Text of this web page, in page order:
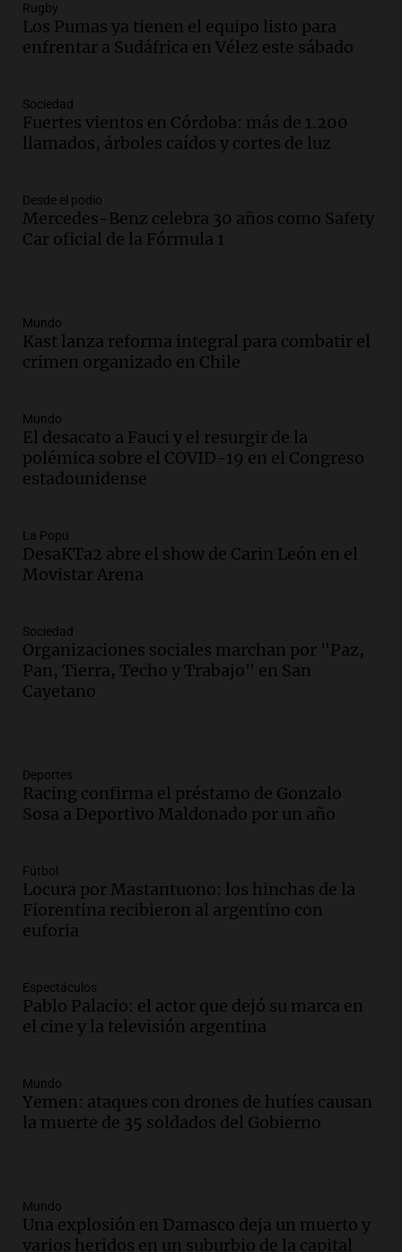
Rugby
Los Pumas ya tienen el equipo listo para
enfrentar a Sudáfrica en Vélez este sábado
Sociedad
Fuertes vientos en Córdoba: más de 1.200
llamados, árboles caídos y cortes de luz
Desde el podio
Mercedes-Benz celebra 30 años como Safety
Car oficial de la Fórmula 1
Mundo
Kast lanza reforma integral para combatir el
crimen organizado en Chile
Mundo
El desacato a Fauci y el resurgir de la
polémica sobre el COVID-19 en el Congreso
estadounidense
La Popu
DesaKTa2 abre el show de Carin León en el
Movistar Arena
Sociedad
Organizaciones sociales marchan por "Paz,
Pan, Tierra, Techo y Trabajo" en San
Cayetano
Deportes
Racing confirma el préstamo de Gonzalo
Sosa a Deportivo Maldonado por un año
Fútbol
Locura por Mastantuono: los hinchas de la
Fiorentina recibieron al argentino con
euforia
Espectáculos
Pablo Palacio: el actor que dejó su marca en
el cine y la televisión argentina
Mundo
Yemen: ataques con drones de hutíes causan
la muerte de 35 soldados del Gobierno
Mundo
Una explosión en Damasco deja un muerto y
varios heridos en un suburbio de la capital